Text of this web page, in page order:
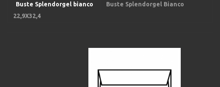
Buste Splendorgel bianco
Buste Splendorgel Bianco
22,9X32,4